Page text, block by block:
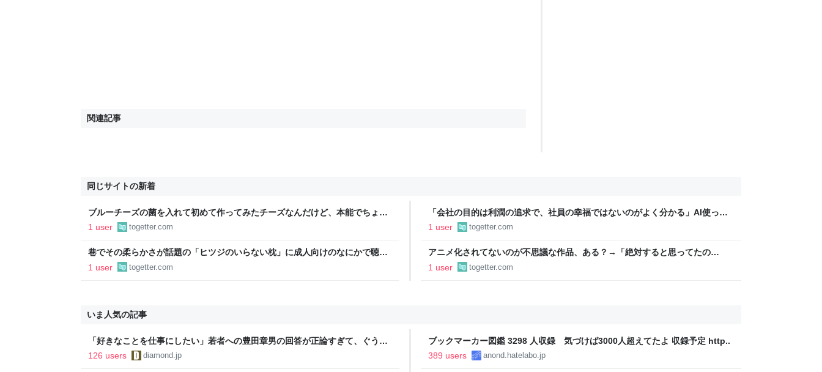
関連記事
同じサイトの新着
ブルーチーズの菌を入れて初めて作ってみたチーズなんだけど、本能でちょっ
とヤバいと思っちゃう見た目だな「忘却の彼方に在るミカン」
1 user togetter.com
「会社の目的は利潤の追求で、社員の幸福ではないのがよく分かる」AI使って
社員削減している会社に務めているが、めちゃくちゃ空気が悪い
1 user togetter.com
巷でその柔らかさが話題の「ヒツジのいらない枕」に成人向けのなにかで聴く
ようなヤラれボイスを当てながらシバく動画が「だが、男だ」案件でおもろい
1 user togetter.com
アニメ化されてないのが不思議な作品、ある？→「絶対すると思ってたの
に…」「してほしいけど複雑」ファンも様々な思いを抱えた作品タイトルが集
1 user togetter.com
いま人気の記事
「好きなことを仕事にしたい」若者への豊田章男の回答が正論すぎて、ぐうの
音も出なかった
126 users diamond.jp
ブックマーカー図鑑 3298 人収録 気づけば3000人超えてたよ 収録予定 http..
389 users
anond.hatelabo.jp